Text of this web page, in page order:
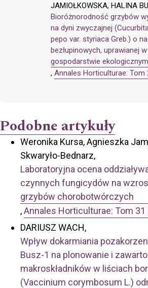
JAMIOŁKOWSKA, HALINA
Bioróżnorodność grzybów
na dyni zwyczajnej
pepo var. styriaca Greb.) o
bezłupinowych, uprawianej w
gospodarstwie ekologicznym
, Annales Horticulturae: Tom
Podobne artykuły
Weronika Kursa, Agnieszka
Skwaryło-Bednarz,
Laboratoryjna ocena
czynnych fungicydów na
grzybów chorobotwórczych
,Annales Horticulturae: Tom 31
DARIUSZ WACH,
Wpływ dokarmiania
Busz-1 na plonowanie i
makroskładników w liściach
(Vaccinium corymbosum L.)